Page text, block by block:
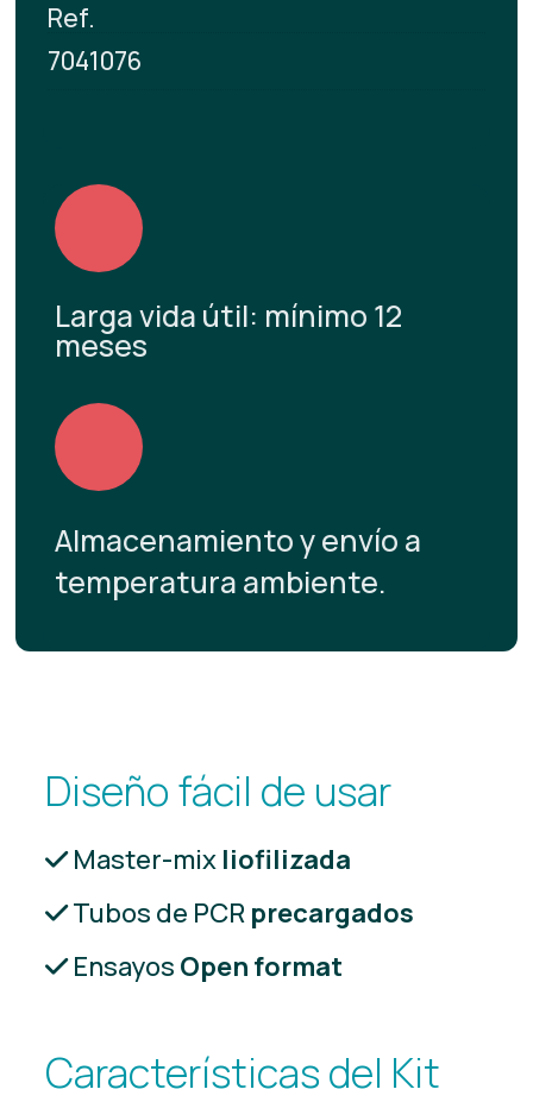
Ref.
7041076
Larga vida útil: mínimo 12
meses
Almacenamiento y envío a
temperatura ambiente.
Diseño fácil de usar
Master-mix liofilizada
Tubos de PCR precargados
Ensayos Open format
Características del Kit